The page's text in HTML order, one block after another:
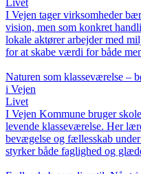
I Vejen tager virksomheder
vision, men som konkret
lokale aktører arbejder med
for at skabe værdi for både
Naturen som klasseværelse –
i Vejen
Livet
I Vejen Kommune bruger
levende klasseværelse. Her
bevægelse og fællesskab
styrker både faglighed og